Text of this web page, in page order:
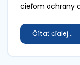
cieľom ochrany
Čítať ďalej...